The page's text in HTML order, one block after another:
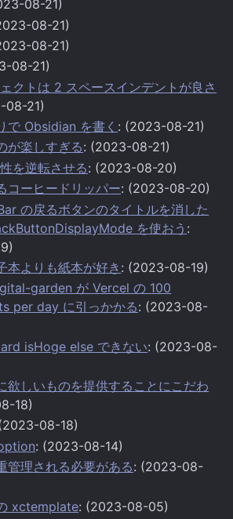
08-21)
08-21)
08-21)
08-21)
クトは 2 スペースインデントが良さ
08-21)
で Obsidian を書く : (2023-08-21)
が楽しすぎる: (2023-08-21)
を逆転させる: (2023-08-20)
コーヒードリッパー: (2023-08-20)
の戻るボタンのタイトルを消した
を使おう :
本よりも紙本が好き : (2023-08-19)
garden が Vercel の 100
per day に引っかかる: (2023-08-
isHoge else できない: (2023-08-
欲しいものを提供することにこだわ
18)
08-18)
: (2023-08-14)
管理される必要がある: (2023-08-
xctemplate: (2023-08-05)